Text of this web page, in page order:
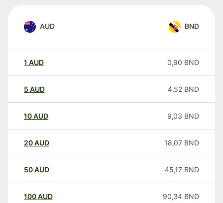
AUD BND
1 AUD 0,90 BND
5 AUD 4,52 BND
10AUD 9,03 BND
20AUD 18,07 BND
50AUD 45,17 BND
100AUD 90,34 BND